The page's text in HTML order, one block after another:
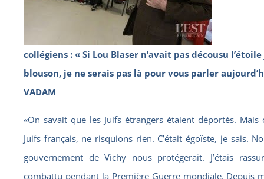
collégiens : « Si Lou Blaser n’avait pas décousu
blouson, je ne serais pas là pour vous parler
VADAM
«On savait que les Juifs étrangers étaient déportés.
Juifs français, ne risquions rien. C’était égoïste, je sais.
gouvernement de Vichy nous protégerait. J’étais
combattu pendant la Première Guerre mondiale. Depuis